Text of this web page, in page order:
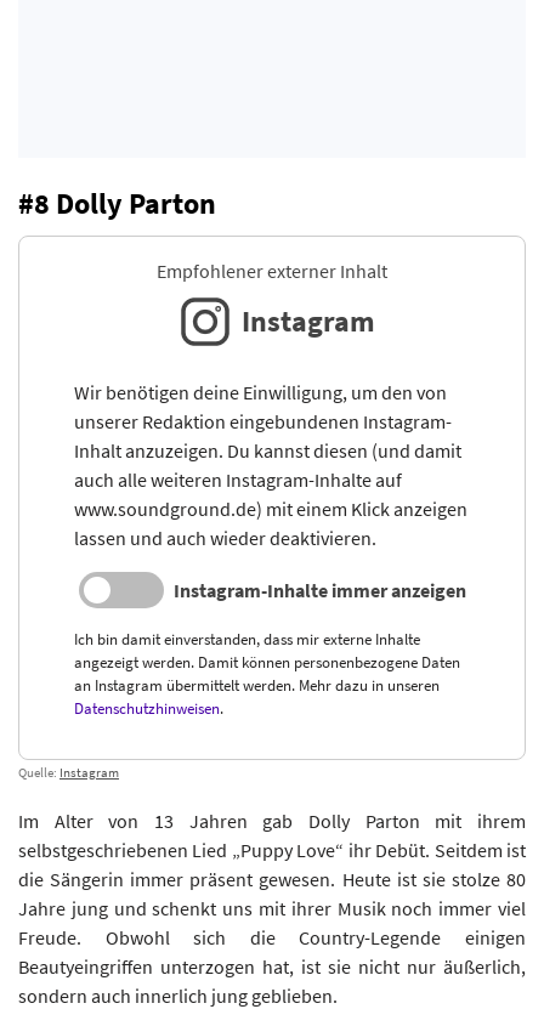
#8 Dolly Parton
Empfohlener externer Inhalt
Instagram
Wir benötigen deine Einwilligung, um den von
unserer Redaktion eingebundenen Instagram-
Inhalt anzuzeigen. Du kannst diesen (und damit
auch alle weiteren Instagram-Inhalte auf
www.soundground.de) mit einem Klick anzeigen
lassen und auch wieder deaktivieren.
Instagram-Inhalte immer anzeigen
Ich bin damit einverstanden, dass mir externe Inhalte
angezeigt werden. Damit können personenbezogene Daten
an Instagram übermittelt werden. Mehr dazu in unseren
Datenschutzhinweisen.
Quelle: Instagram
Im Alter von 13 Jahren gab Dolly Parton mit ihrem
selbstgeschriebenen Lied „Puppy Love“ ihr Debüt. Seitdem ist
die Sängerin immer präsent gewesen. Heute ist sie stolze 80
Jahre jung und schenkt uns mit ihrer Musik noch immer viel
Freude. Obwohl sich die Country-Legende einigen
Beautyeingriffen unterzogen hat, ist sie nicht nur äußerlich,
sondern auch innerlich jung geblieben.